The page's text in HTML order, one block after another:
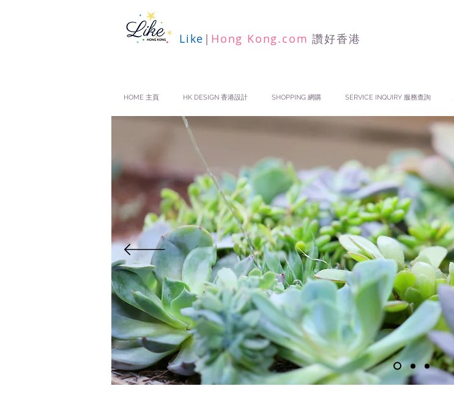
Like | Hong Kong.com 讚好香港
HOME 主頁 HK DESIGN 香港設計 SHOPPING 網購 SERVICE INQUIRY 服務查詢